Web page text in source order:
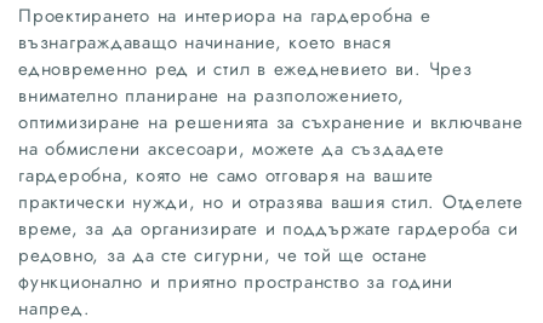
Проектирането на интериора на гардеробна е
възнаграждаващо начинание, което внася
едновременно ред и стил в ежедневието ви. Чрез
внимателно планиране на разположението,
оптимизиране на решенията за съхранение и включване
на обмислени аксесоари, можете да създадете
гардеробна, която не само отговаря на вашите
практически нужди, но и отразява вашия стил. Отделете
време, за да организирате и поддържате гардероба си
редовно, за да сте сигурни, че той ще остане
функционално и приятно пространство за години
напред.